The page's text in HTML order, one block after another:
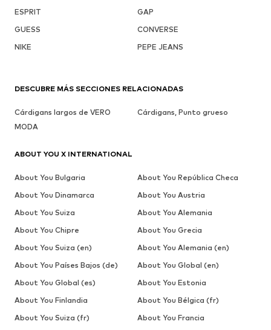
ESPRIT
GAP
GUESS
CONVERSE
NIKE
PEPE JEANS
DESCUBRE MÁS SECCIONES RELACIONADAS
Cárdigans largos de VERO
MODA
Cárdigans, Punto grueso
ABOUT YOU X INTERNATIONAL
About You Bulgaria
About You República Checa
About You Dinamarca
About You Austria
About You Suiza
About You Alemania
About You Chipre
About You Grecia
About You Suiza (en)
About You Alemania (en)
About You Países Bajos (de)
About You Global (en)
About You Global (es)
About You Estonia
About You Finlandia
About You Bélgica (fr)
About You Suiza (fr)
About You Francia